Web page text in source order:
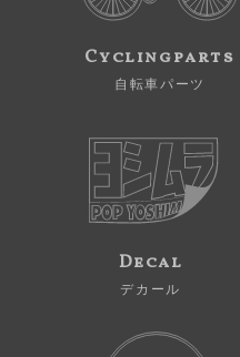
Cyclingparts
自転車パーツ
Decal
デカール